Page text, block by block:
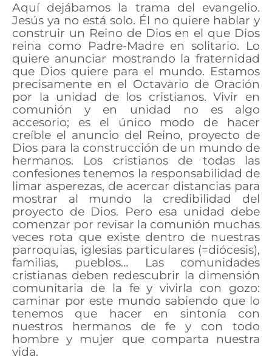
Aquí dejábamos la trama del evangelio.
Jesús ya no está solo. Él no quiere hablar y
construir un Reino de Dios en el que Dios
reina como Padre-Madre en solitario. Lo
quiere anunciar mostrando la fraternidad
que Dios quiere para el mundo. Estamos
precisamente en el Octavario de Oración
por la unidad de los cristianos. Vivir en
comunión y en unidad no es algo
accesorio; es el único modo de hacer
creíble el anuncio del Reino, proyecto de
Dios para la construcción de un mundo de
hermanos. Los cristianos de todas las
confesiones tenemos la responsabilidad de
limar asperezas, de acercar distancias para
mostrar al mundo la credibilidad del
proyecto de Dios. Pero esa unidad debe
comenzar por revisar la comunión muchas
veces rota que existe dentro de nuestras
parroquias, iglesias particulares (=diócesis),
familias, pueblos… Las comunidades
cristianas deben redescubrir la dimensión
comunitaria de la fe y vivirla con gozo:
caminar por este mundo sabiendo que lo
tenemos que hacer en sintonía con
nuestros hermanos de fe y con todo
hombre y mujer que comparta nuestra
vida.